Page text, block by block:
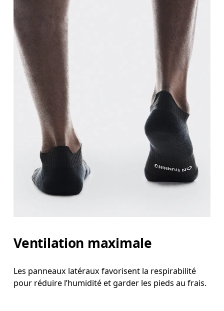
Ventilation maximale
Les panneaux latéraux favorisent la respirabilité
pour réduire l’humidité et garder les pieds au frais.